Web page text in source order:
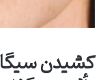
کشیدن